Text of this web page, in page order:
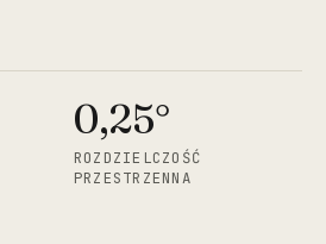
0,25°
ROZDZIELCZOŚĆ
PRZESTRZENNA